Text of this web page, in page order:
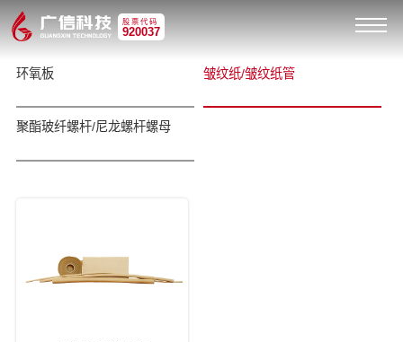
股票代码
920037
环氧板 皱纹纸/皱纹纸管
聚酯玻纤螺杆/尼龙螺杆螺母